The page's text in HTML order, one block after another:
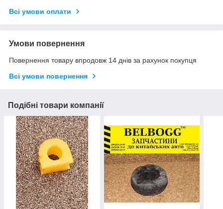
Всі умови оплати
Умови повернення
Повернення товару впродовж 14 днів за рахунок покупця
Всі умови повернення
Подібні товари компанії